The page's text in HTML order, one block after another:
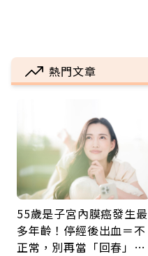
熱門文章
55歲是子宮內膜癌發生最
多年齡！停經後出血＝不
正常，別再當「回春」…